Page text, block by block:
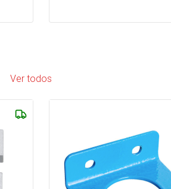
Ver todos